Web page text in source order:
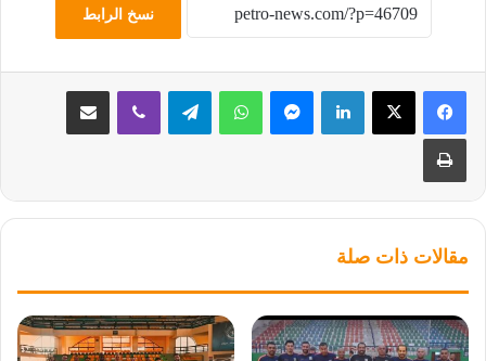
نسخ الرابط
لينكدإن ماسنجر واتساب تيلقرام ڤايبر مشاركة عبر البريد
طباعة
مقالات ذات صلة